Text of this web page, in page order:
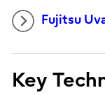
Fujitsu
Key